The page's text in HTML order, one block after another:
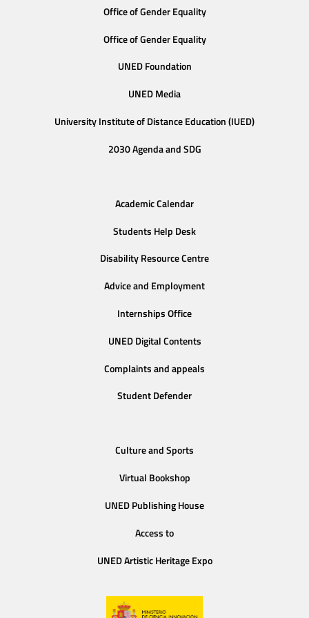
Office of Gender Equality
Office of Gender Equality
UNED Foundation
UNED Media
University Institute of Distance Education (IUED)
2030 Agenda and SDG
Academic Calendar
Students Help Desk
Disability Resource Centre
Advice and Employment
Internships Office
UNED Digital Contents
Complaints and appeals
Student Defender
Culture and Sports
Virtual Bookshop
UNED Publishing House
Access to
UNED Artistic Heritage Expo